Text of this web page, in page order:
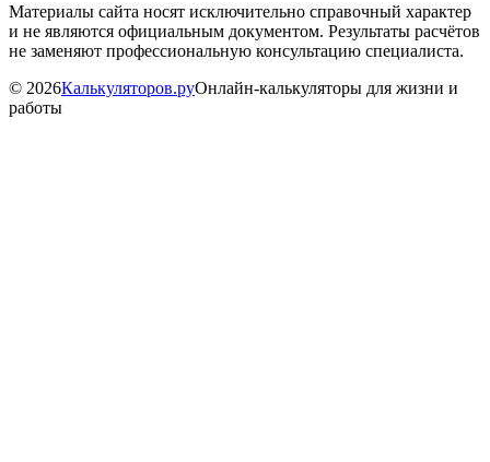
Материалы сайта носят исключительно справочный характер
и не являются официальным документом. Результаты расчётов
не заменяют профессиональную консультацию специалиста.
© 2026Калькуляторов.руОнлайн-калькуляторы для жизни и
работы